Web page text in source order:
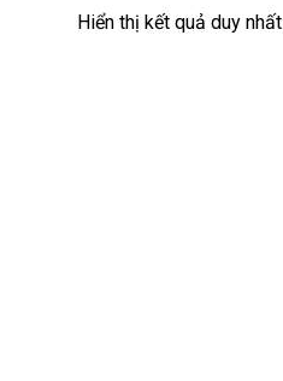
Hiển thị kết quả duy nhất